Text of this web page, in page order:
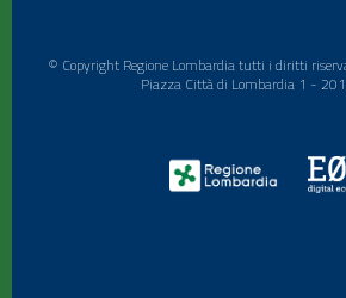
© Copyright Regione Lombardia tutti i diritti
Piazza Città di Lombardia 1 -